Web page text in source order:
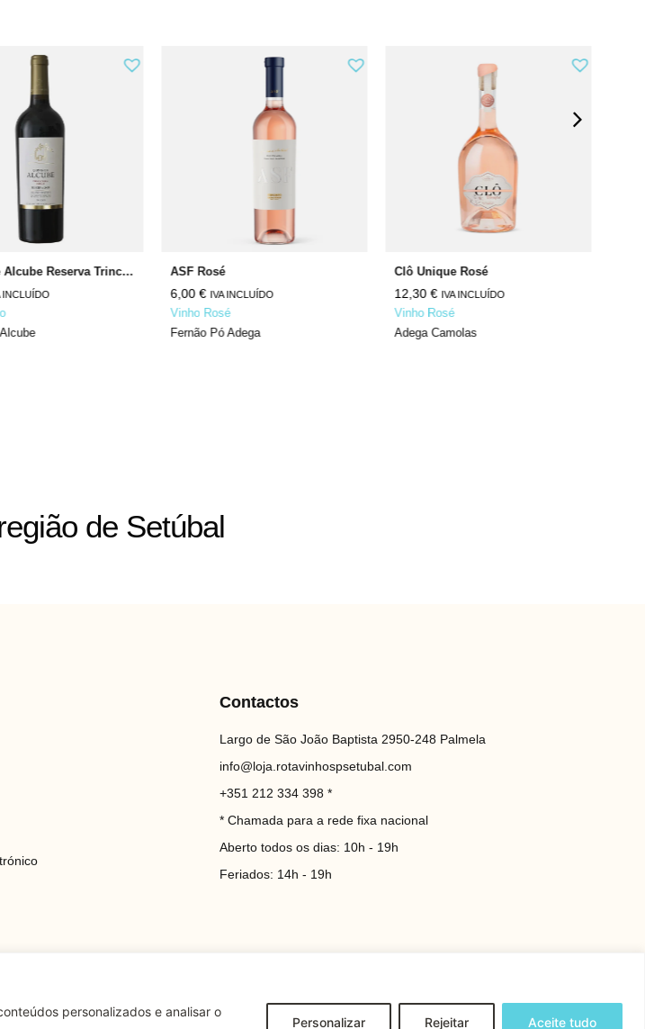
personalizados e analisar o
Personalizar Rejeitar Aceite tudo
Quinta de Alcube Reserva Trincadeira Syrah
INCLUÍDO
ASF Rosé
6,00€ IVA INCLUÍDO
Vinho Rosé
Fernão Pó Adega
Clô Unique Rosé
12,30€ IVA INCLUÍDO
Vinho Rosé
Adega Camolas
de Setúbal
Contactos
Largo de São João Baptista 2950-248 Palmela
info@loja.rotavinhospsetubal.com
+351 212 334 398 *
* Chamada para a rede fixa nacional
Aberto todos os dias: 10h - 19h
Feriados: 14h - 19h